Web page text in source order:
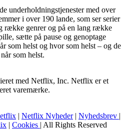
underholdningstjenester med over
i over 190 lande, som ser serier
række genrer og på en lang række
sætte på pause og genoptage
som helst og hvor som helst – og de
som helst.
med Netflix, Inc. Netflix er et
varemærke.
| Netflix Nyheder| Nyhedsbrev |
| Cookies | All Rights Reserved